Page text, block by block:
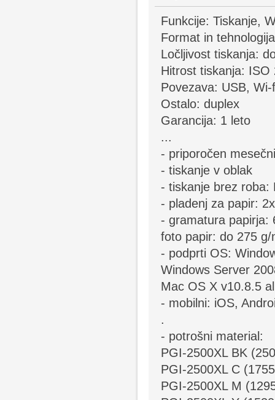
Funkcije: Tiskanje,
Format in
Ločljivost tiskanja:
Hitrost tiskanja: ISO
Povezava: USB,
Ostalo: duplex
Garancija: 1 leto
...
- priporočen
- tiskanje v oblak
- tiskanje brez roba:
- pladenj za papir:
- gramatura papirja:
foto papir: do 275 g/
- podprti OS:
Windows Server
Mac OS X v10.8.5
- mobilni: iOS,
.
- potrošni material:
PGI-2500XL BK
PGI-2500XL C
PGI-2500XL M